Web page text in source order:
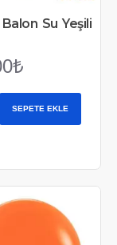
Su Yeşili
SEPETE EKLE